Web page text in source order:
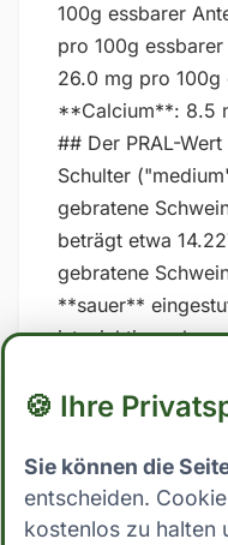
100g essbarer
pro 100g
26.0 mg pro 100g
**Calcium**: 8.5
## Der PRAL-
Schulter
gebratene
beträgt etwa
gebratene
**sauer**
ist wichtig zu
Ergebnisse stark
Nährstoffe in den
werden. Zudem
wie der Körper
🍪 Ihre
Sie können die
entscheiden.
kostenlos zu halten